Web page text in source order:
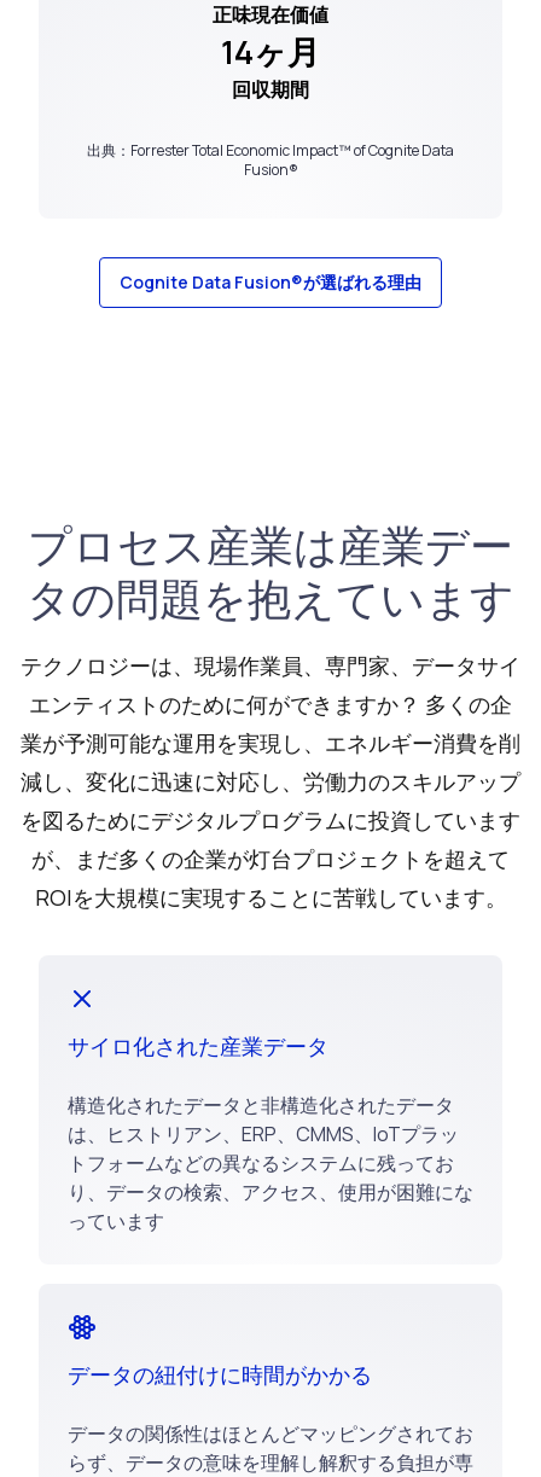
正味現在価値
14ヶ月
回収期間
出典：Forrester Total Economic Impact™️ of Cognite Data
Fusion®
Cognite Data Fusion®が選ばれる理由
プロセス産業は産業デー
タの問題を抱えています
テクノロジーは、現場作業員、専門家、データサイ
エンティストのために何ができますか？ 多くの企
業が予測可能な運用を実現し、エネルギー消費を削
減し、変化に迅速に対応し、労働力のスキルアップ
を図るためにデジタルプログラムに投資しています
が、まだ多くの企業が灯台プロジェクトを超えて
ROIを大規模に実現することに苦戦しています。
サイロ化された産業データ
構造化されたデータと非構造化されたデータ
は、ヒストリアン、ERP、CMMS、IoTプラッ
トフォームなどの異なるシステムに残ってお
り、データの検索、アクセス、使用が困難にな
っています
データの紐付けに時間がかかる
データの関係性はほとんどマッピングされてお
らず、データの意味を理解し解釈する負担が専